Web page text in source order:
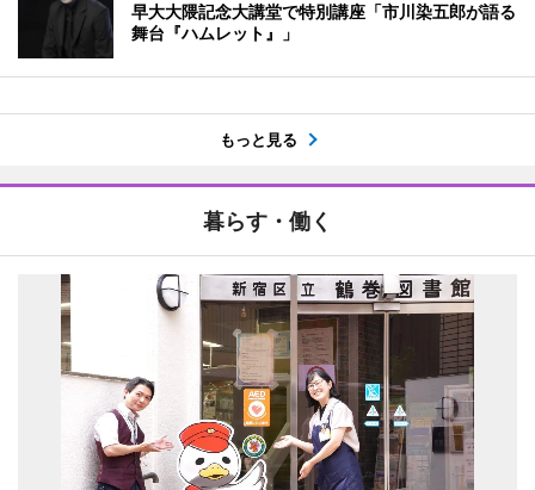
早大大隈記念大講堂で特別講座「市川染五郎が語る
舞台『ハムレット』」
もっと見る
暮らす・働く